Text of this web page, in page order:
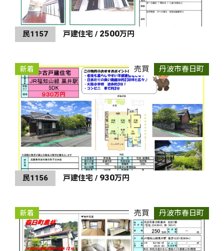
民1157 戸建住宅 / 2500万円
新着 売買 丹波市春日町
民1156 戸建住宅 / 930万円
新着 売買 丹波市春日町